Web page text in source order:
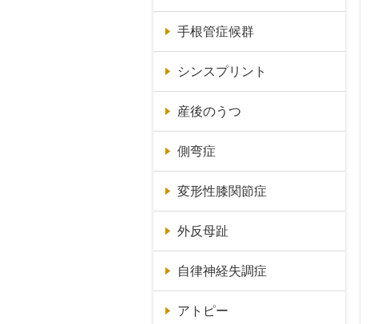
手根管症候群
シンスプリント
産後のうつ
側弯症
変形性膝関節症
外反母趾
自律神経失調症
アトピー